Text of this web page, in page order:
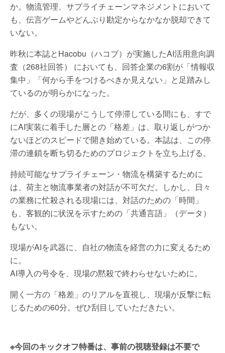
か。物流管理、サプライチェーンマネジメントにおいて
も、伝言ゲームやどんぶり勘定からなかなか脱却できて
いない。
昨秋に本誌とHacobu（ハコブ）が実施したAI活用意向調
査（268社回答） においても、回答企業の6割が「情報収
集中」「何から手をつけるべきか見えない」と足踏みし
ているのが明らかになった。
だが、多くの現場がこうして停滞している間にも、すで
にAI実装に着手した層との「格差」は、取り返しがつか
ないほどのスピードで開き始めている。本誌は、この停
滞の連鎖を断ち切るためのプロジェクトを立ち上げる。
持続可能なサプライチェーン・物流を構築するために
は、荷主と物流事業者の対話が不可欠だ。しかし、日々
の業務に忙殺される現場には、対話のための「時間」
も、客観的に状況を示すための「共通言語」（データ）
もない。
現場がAIを武器に、自社の物流を経営の力に変えるため
に。
AI導入の号令を、現場の黙殺で終わらせないために。
開く一方の「格差」のリアルを直視し、現場が反撃に転
じるための60分。ぜひ刮目していただきたい。
※今回のキックオフ特番は、事前の視聴登録は不要で